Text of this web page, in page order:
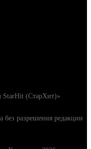
StarHit (СтарХит)»
без разрешения редакции